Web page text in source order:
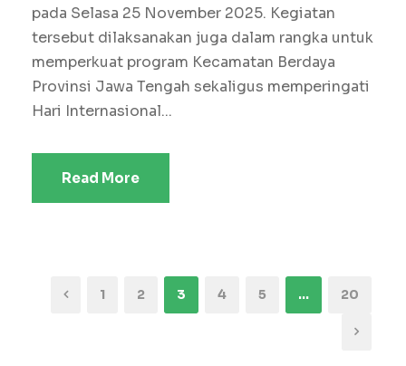
pada Selasa 25 November 2025. Kegiatan
tersebut dilaksanakan juga dalam rangka untuk
memperkuat program Kecamatan Berdaya
Provinsi Jawa Tengah sekaligus memperingati
Hari Internasional...
Read More
1 2 3 4 5 … 20